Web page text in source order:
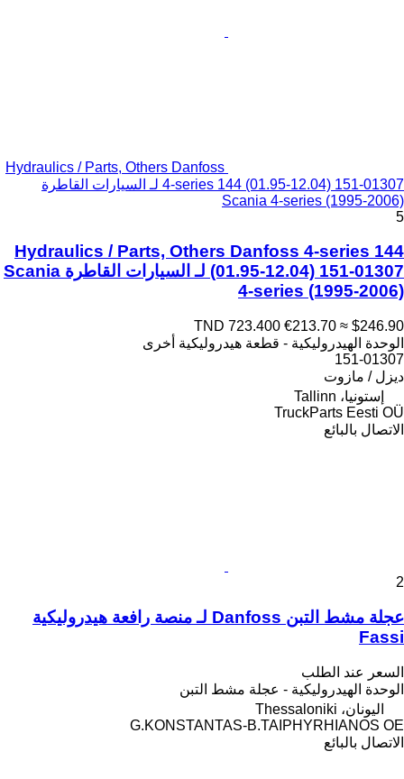
Hydraulics / Parts, Others Danfoss
4-series 144 (01.95-12.04) 151-01307 لـ السيارات القاطرة
Scania 4-series (1995-2006)
5
Hydraulics / Parts, Others Danfoss 4-series 144
(01.95-12.04) 151-01307 لـ السيارات القاطرة Scania
4-series (1995-2006)
TND 723.400 €213.70 ≈ $246.90
الوحدة الهيدروليكية - قطعة هيدروليكية أخرى
151-01307
ديزل / مازوت
إستونيا، Tallinn
TruckParts Eesti OÜ
الاتصال بالبائع
2
عجلة مشط التبن Danfoss لـ منصة رافعة هيدروليكية
Fassi
السعر عند الطلب
الوحدة الهيدروليكية - عجلة مشط التبن
اليونان، Thessaloniki
G.KONSTANTAS-B.TAIPHYRHIANOS OE
الاتصال بالبائع